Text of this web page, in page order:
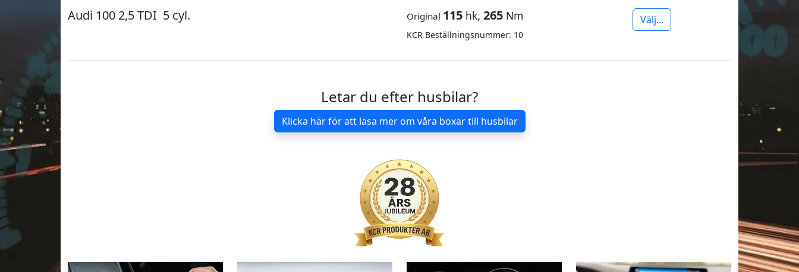
Audi 100 2,5 TDI 5 cyl. Original 115 hk, 265 Nm
KCR Beställningsnummer: 10
Välj...
Letar du efter husbilar?
Klicka här för att läsa mer om våra boxar till husbilar